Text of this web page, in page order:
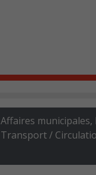
Affaires municipales,
Transport /